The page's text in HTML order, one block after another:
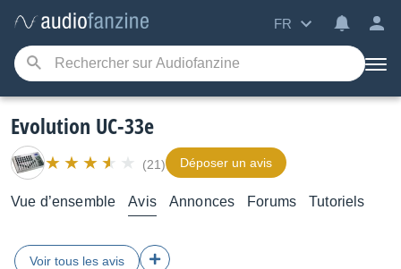
FR
Evolution UC-33e
(21) Déposer un avis
Vue d’ensemble Avis Annonces Forums Tutoriels
Voir tous les avis